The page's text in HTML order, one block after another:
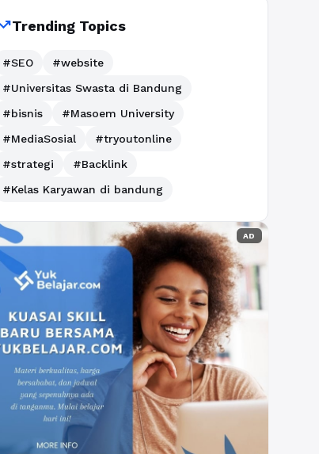
Trending Topics
#SEO
#website
#Universitas Swasta di Bandung
#bisnis
#Masoem University
#MediaSosial
#tryoutonline
#strategi
#Backlink
#Kelas Karyawan di bandung
AD